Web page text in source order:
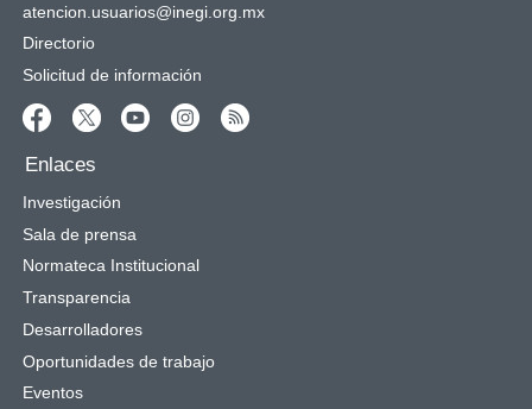
atencion.usuarios@inegi.org.mx
Directorio
Solicitud de información
Enlaces
Investigación
Sala de prensa
Normateca Institucional
Transparencia
Desarrolladores
Oportunidades de trabajo
Eventos